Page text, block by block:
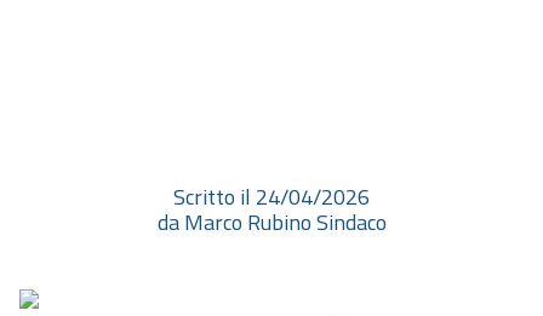
Scritto il 24/04/2026
da Marco Rubino Sindaco